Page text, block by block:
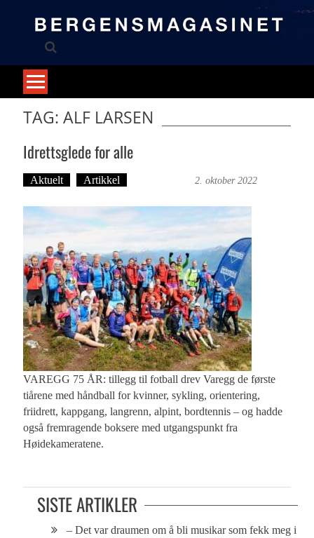
TAG: ALF LARSEN
Idrettsglede for alle
Aktuelt Artikkel 2. oktober 2022
VAREGG 75 ÅR: tillegg til fotball drev Varegg de første
tiårene med håndball for kvinner, sykling, orientering,
friidrett, kappgang, langrenn, alpint, bordtennis – og hadde
også fremragende boksere med utgangspunkt fra
Høidekameratene.
SISTE ARTIKLER
– Det var draumen om å bli musikar som fekk meg i